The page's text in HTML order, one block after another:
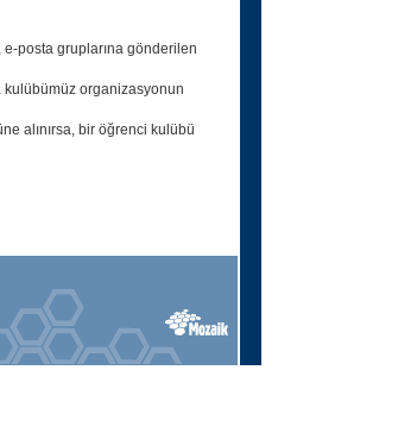
e-posta gruplarına gönderilen
kulübümüz organizasyonun
alınırsa, bir öğrenci kulübü